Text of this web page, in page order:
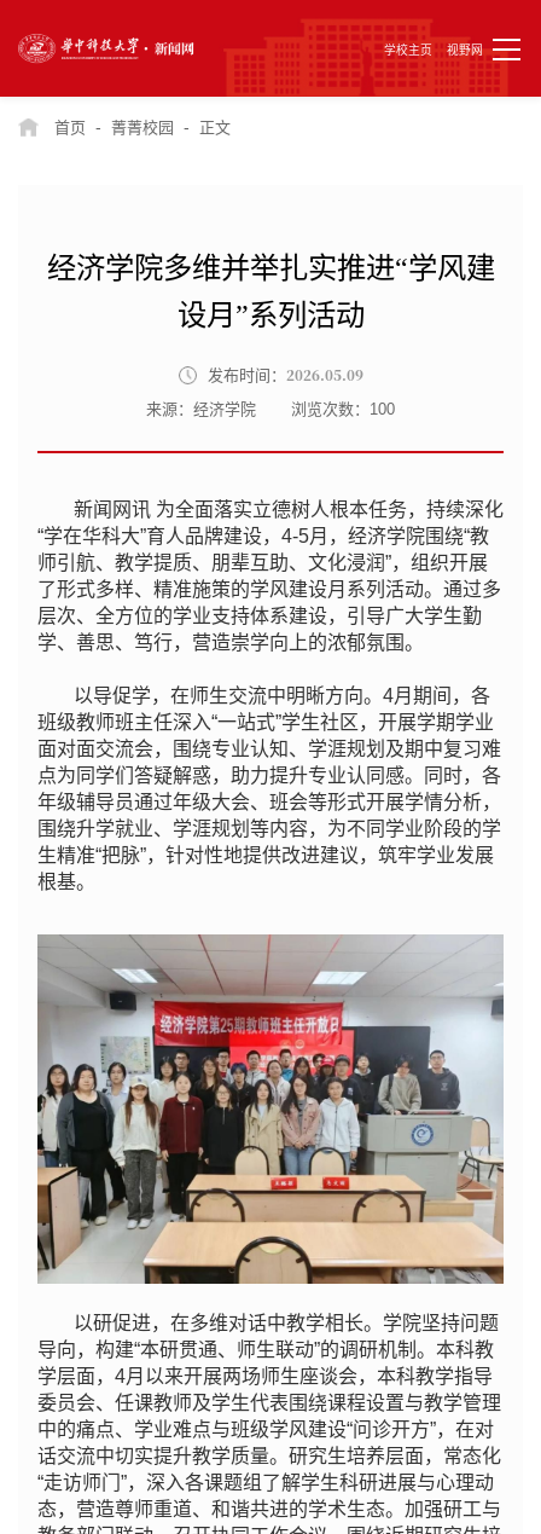
学校主页 视野网
首页 - 菁菁校园 - 正文
经济学院多维并举扎实推进“学风建
设月”系列活动
发布时间： 2026.05.09
来源：经济学院 浏览次数： 100
新闻网讯 为全面落实立德树人根本任务，持续深化
“学在华科大”育人品牌建设，4-5月，经济学院围绕“教
师引航、教学提质、朋辈互助、文化浸润”，组织开展
了形式多样、精准施策的学风建设月系列活动。通过多
层次、全方位的学业支持体系建设，引导广大学生勤
学、善思、笃行，营造崇学向上的浓郁氛围。
以导促学，在师生交流中明晰方向。4月期间，各
班级教师班主任深入“一站式”学生社区，开展学期学业
面对面交流会，围绕专业认知、学涯规划及期中复习难
点为同学们答疑解惑，助力提升专业认同感。同时，各
年级辅导员通过年级大会、班会等形式开展学情分析，
围绕升学就业、学涯规划等内容，为不同学业阶段的学
生精准“把脉”，针对性地提供改进建议，筑牢学业发展
根基。
以研促进，在多维对话中教学相长。学院坚持问题
导向，构建“本研贯通、师生联动”的调研机制。本科教
学层面，4月以来开展两场师生座谈会，本科教学指导
委员会、任课教师及学生代表围绕课程设置与教学管理
中的痛点、学业难点与班级学风建设“问诊开方”，在对
话交流中切实提升教学质量。研究生培养层面，常态化
“走访师门”，深入各课题组了解学生科研进展与心理动
态，营造尊师重道、和谐共进的学术生态。加强研工与